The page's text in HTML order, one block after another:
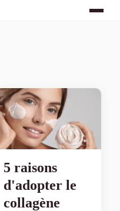
5 raisons
d'adopter le
collagène